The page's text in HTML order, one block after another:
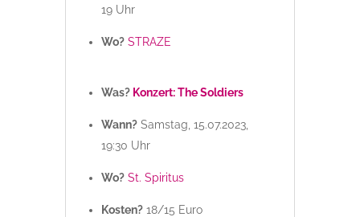
19 Uhr
Wo? STRAZE
Was? Konzert: The Soldiers
Wann?Samstag, 15.07.2023,
19:30 Uhr
Wo? St. Spiritus
Kosten?18/15 Euro